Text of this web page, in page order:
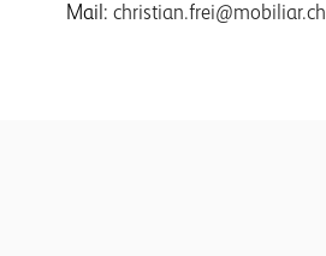
Mail: christian.frei@mobiliar.ch